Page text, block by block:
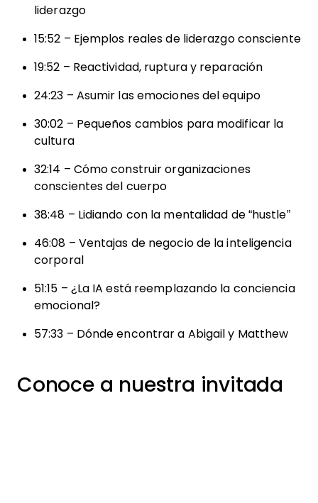
liderazgo
15:52 – Ejemplos reales de liderazgo consciente
19:52 – Reactividad, ruptura y reparación
24:23 – Asumir las emociones del equipo
30:02 – Pequeños cambios para modificar la
cultura
32:14 – Cómo construir organizaciones
conscientes del cuerpo
38:48 – Lidiando con la mentalidad de “hustle”
46:08 – Ventajas de negocio de la inteligencia
corporal
51:15 – ¿La IA está reemplazando la conciencia
emocional?
57:33 – Dónde encontrar a Abigail y Matthew
Conoce a nuestra invitada